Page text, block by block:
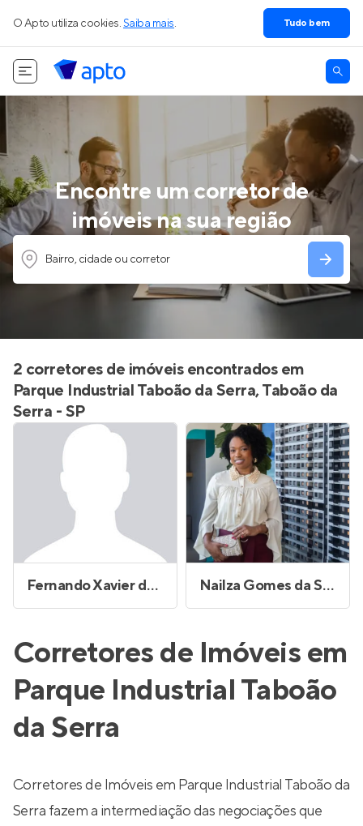
O Apto utiliza cookies. Saiba mais. Tudo bem
Encontre um corretor de
imóveis na sua região
Bairro, cidade ou corretor
2 corretores de imóveis encontrados em
Parque Industrial Taboão da Serra, Taboão da
Serra - SP
Fernando Xavier dos Santos Nailza Gomes da Silva Silvano
Corretores de Imóveis em
Parque Industrial Taboão
da Serra
Corretores de Imóveis em Parque Industrial Taboão da
Serra fazem a intermediação das negociações que